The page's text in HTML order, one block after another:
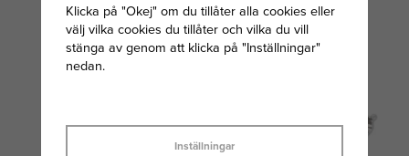
149 KR 1 000 KR
Klicka på "Okej" om du tillåter alla cookies eller
välj vilka cookies du tillåter och vilka du vill
stänga av genom att klicka på "Inställningar"
nedan.
Inställningar